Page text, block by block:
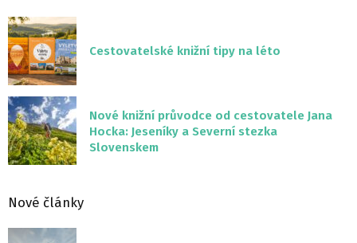
Cestovatelské knižní tipy na léto
Nové knižní průvodce od cestovatele Jana
Hocka: Jeseníky a Severní stezka
Slovenskem
Nové články